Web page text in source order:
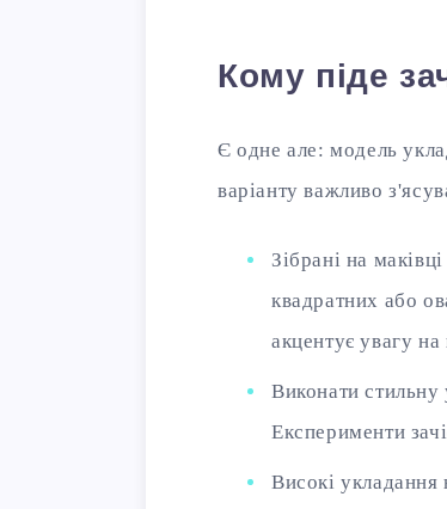
Кому піде
Є одне але: модель
варіанту важливо
Зібрані на
квадратних або
акцентує увагу на
Виконати стильну
Експерименти
Високі